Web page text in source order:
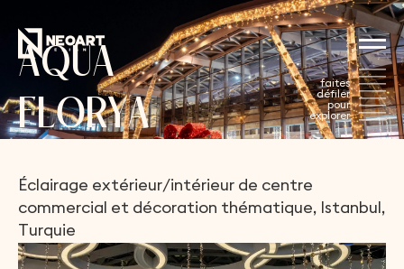
AQUA
FLORYA
Éclairage extérieur/intérieur de centre
commercial et décoration thématique, Istanbul,
Turquie